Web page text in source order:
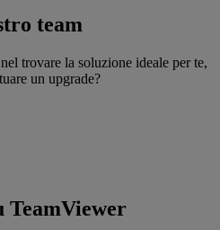
team
trovare la soluzione ideale per te,
un upgrade?
TeamViewer